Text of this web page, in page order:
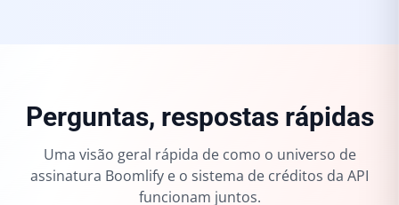
Perguntas, respostas rápidas
Uma visão geral rápida de como o universo de
assinatura Boomlify e o sistema de créditos da API
funcionam juntos.